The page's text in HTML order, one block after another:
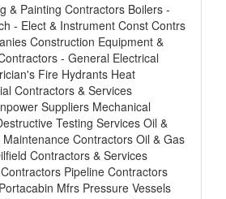
& Painting Contractors Boilers -
- Elect & Instrument Const Contrs
Construction Equipment &
- General Electrical
Fire Hydrants Heat
Contractors & Services
Suppliers Mechanical
Testing Services Oil &
Contractors Oil & Gas
Contractors & Services
Pipeline Contractors
Mfrs Pressure Vessels